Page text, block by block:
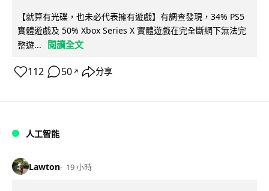
【就算有光碟，也未必代表擁有遊戲】有調查發現，34% PS5
實體遊戲及 50% Xbox Series X 實體遊戲在完全斷網下無法完
整遊...
閱讀全文
112 50 ↗ 分享
人工智能
Lawton 19 小時